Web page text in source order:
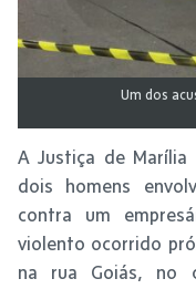
Um dos
A Justiça de Marília
dois homens
contra um
violento ocorrido
na rua Goiás, no